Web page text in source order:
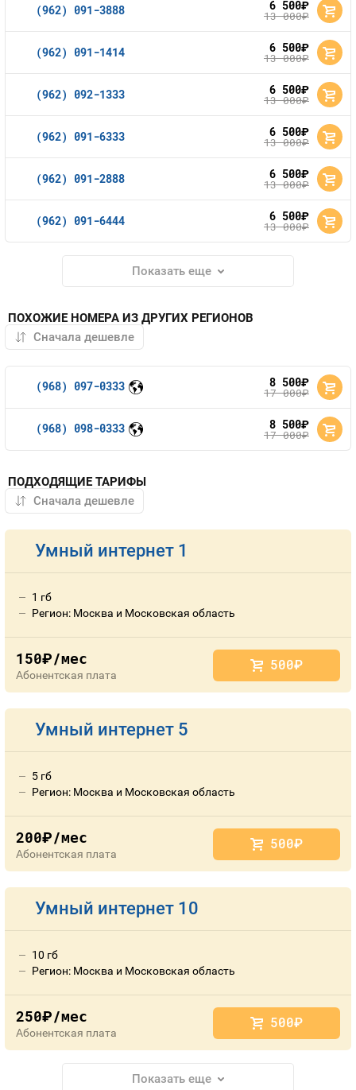
(962) 091-3888 6 500руб.
13 000руб.
(962) 091-1414 6 500руб.
13 000руб.
(962) 092-1333 6 500руб.
13 000руб.
(962) 091-6333 6 500руб.
13 000руб.
(962) 091-2888 6 500руб.
13 000руб.
(962) 091-6444 6 500руб.
13 000руб.
Показать еще
ПОХОЖИЕ НОМЕРА ИЗ ДРУГИХ РЕГИОНОВ
(968) 097-0333 8 500руб.
17 000руб.
(968) 098-0333 8 500руб.
17 000руб.
ПОДХОДЯЩИЕ ТАРИФЫ
Умный интернет 1
1 гб
Регион: Москва и Московская область
150руб./мес
Абонентская плата
500руб.
Умный интернет 5
5 гб
Регион: Москва и Московская область
200руб./мес
Абонентская плата
500руб.
Умный интернет 10
10 гб
Регион: Москва и Московская область
250руб./мес
Абонентская плата
500руб.
Показать еще